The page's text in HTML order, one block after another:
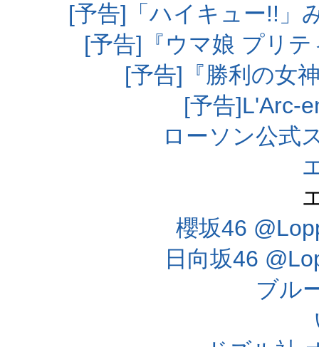
[予告]「ハイキュー!!」
[予告]『ウマ娘 プリ
[予告]『勝利の女
[予告]L'Arc-
ローソン公式
櫻坂46
日向坂46
ブル